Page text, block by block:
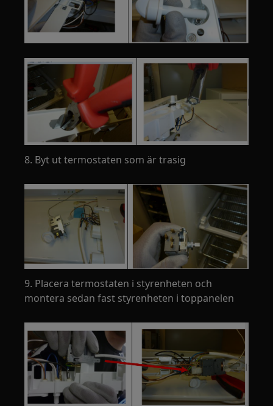
8. Byt ut termostaten som är trasig
9. Placera termostaten i styrenheten och
montera sedan fast styrenheten i toppanelen